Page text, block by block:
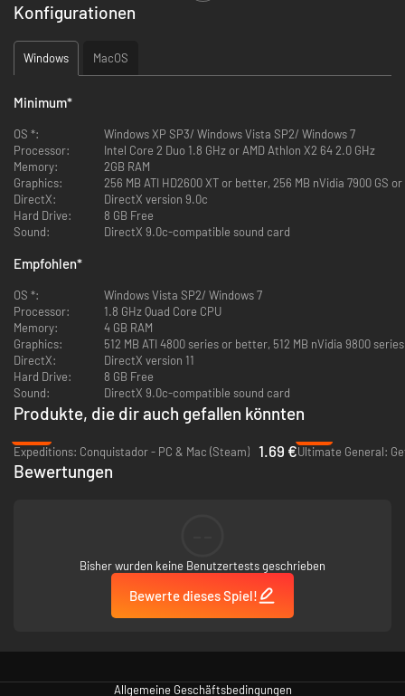
Der vierte König der Joseon-Dynastie von Korea und von vielen als
bedeutendster König in der koreanischen Geschichte angesehen. Seine
Herrschaft zeichnete sich durch seine große Sorge um das Wohlergehen
seiner Untertanen und durch Förderung von Wissenschaft und
Technologie aus. Die Erschaffung der geschriebenen koreanischen
Konfigurationen
Windows MacOS
Minimum*
OS *:
Windows XP SP3/ Windows Vista SP2/ Windows 7
Processor:
Intel Core 2 Duo 1.8 GHz or AMD Athlon X2 64 2.0 GHz
Memory:
2GB RAM
Graphics:
256 MB ATI HD2600 XT or better, 256 MB nVidia 7900
DirectX:
DirectX version 9.0c
Hard Drive:
8 GB Free
Sound:
DirectX 9.0c-compatible sound card
Empfohlen*
OS *:
Windows Vista SP2/ Windows 7
Processor:
1.8 GHz Quad Core CPU
Memory:
4 GB RAM
Graphics:
512 MB ATI 4800 series or better, 512 MB nVidia 9800
DirectX:
DirectX version 11
Hard Drive:
8 GB Free
Sound:
DirectX 9.0c-compatible sound card
Produkte, die dir auch gefallen könnten
Expeditions: Conquistador - PC & Mac (Steam)
1.69 €
Bewertungen
Bisher wurden keine Benutzertests geschrieben
Bewerte dieses Spiel!
Allgemeine Geschäftsbedingungen